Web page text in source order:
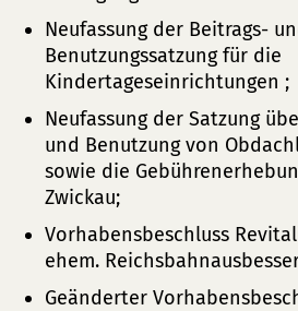
Neufassung der Beitrags-
Benutzungssatzung für die
Kindertageseinrichtungen ;
Neufassung der Satzung
und Benutzung von
sowie die
Zwickau;
Vorhabensbeschluss
ehem.
Geänderter